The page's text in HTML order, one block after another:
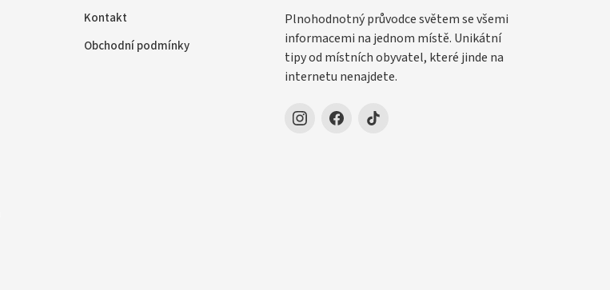
Plnohodnotný průvodce světem se všemi
informacemi na jednom místě. Unikátní
tipy od místních obyvatel, které jinde na
internetu nenajdete.
Kontakt
Obchodní podmínky